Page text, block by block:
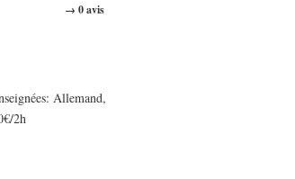
→ 0 avis
Allemand,
2h